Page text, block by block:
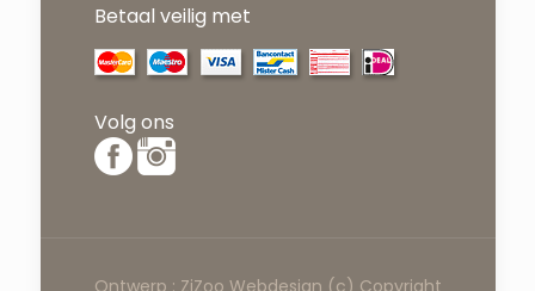
Betaal veilig met
Volg ons
Ontwerp : ZiZoo Webdesign (c) Copyright